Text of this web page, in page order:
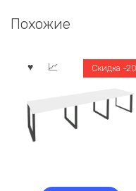
Похожие
Скидка -